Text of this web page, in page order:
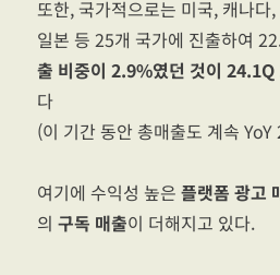
또한, 국가적으로는 미국, 캐나다
일본 등 25개 국가에 진출하여
출 비중이 2.9%였던 것이
다
(이 기간 동안 총매출도 계속
여기에 수익성 높은플랫폼 광고
의구독 매출이 더해지고 있다.